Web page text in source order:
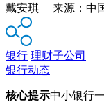
戴安琪 来源：中
银行 理财子公司
银行动态
核心提示中小银行